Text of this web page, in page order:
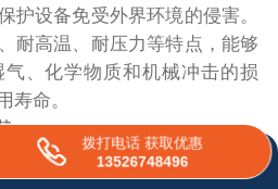
护设备免受外界环境的侵害。
耐高温、耐压力等特点，能够
、化学物质和机械冲击的损
寿命。
柜壳制造商，雷创电气凭借
拨打电话 获取优惠
13526748496